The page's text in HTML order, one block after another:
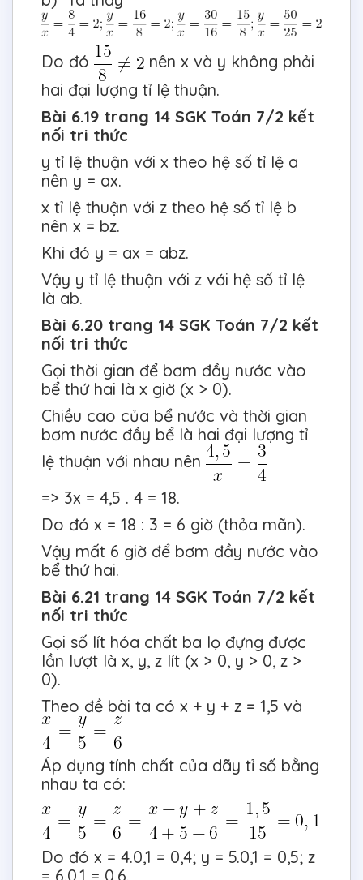
Do đó
nên x và y không phải
hai đại lượng tỉ lệ thuận.
Bài 6.19 trang 14 SGK Toán 7/2 kết
nối tri thức
y tỉ lệ thuận với x theo hệ số tỉ lệ a
nên y = ax.
x tỉ lệ thuận với z theo hệ số tỉ lệ b
nên x = bz.
Khi đó y = ax = abz.
Vậy y tỉ lệ thuận với z với hệ số tỉ lệ
là ab.
Bài 6.20 trang 14 SGK Toán 7/2 kết
nối tri thức
Gọi thời gian để bơm đầy nước vào
bể thứ hai là x giờ (x > 0).
Chiều cao của bể nước và thời gian
bơm nước đầy bể là hai đại lượng tỉ
lệ thuận với nhau nên
=> 3x = 4,5 . 4 = 18.
Do đó x = 18 : 3 = 6 giờ (thỏa mãn).
Vậy mất 6 giờ để bơm đầy nước vào
bể thứ hai.
Bài 6.21 trang 14 SGK Toán 7/2 kết
nối tri thức
Gọi số lít hóa chất ba lọ đựng được
lần lượt là x, y, z lít (x > 0, y > 0, z >
0).
Theo đề bài ta có x + y + z = 1,5 và
Áp dụng tính chất của dãy tỉ số bằng
nhau ta có:
Do đó x = 4.0,1 = 0,4; y = 5.0,1 = 0,5; z
= 6.0,1 = 0,6.